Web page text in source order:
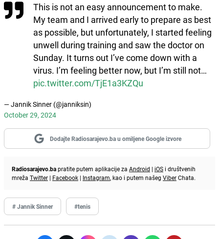
This is not an easy announcement to make.
My team and I arrived early to prepare as best
as possible, but unfortunately, I started feeling
unwell during training and saw the doctor on
Sunday. It turns out I’ve come down with a
virus. I’m feeling better now, but I’m still not…
pic.twitter.com/TjE1a3KZQu
— Jannik Sinner (@janniksin)
October 29, 2024
Dodajte Radiosarajevo.ba u omiljene Google izvore
Radiosarajevo.bapratite putem aplikacije za Android | iOS i društvenih
mreža Twitter | Facebook | Instagram, kao i putem našeg ViberChata.
# Jannik Sinner #tenis